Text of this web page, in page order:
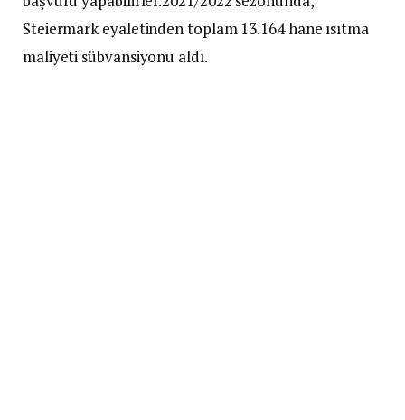
Steiermark eyaletinden toplam 13.164 hane ısıtma
maliyeti sübvansiyonu aldı.